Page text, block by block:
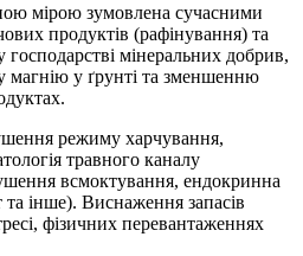
мірою зумовлена сучасними
продуктів (рафінування) та
господарстві мінеральних добрив,
магнію у ґрунті та зменшенню
режиму харчування,
травного каналу
всмоктування, ендокринна
та інше). Виснаження запасів
фізичних перевантаженнях